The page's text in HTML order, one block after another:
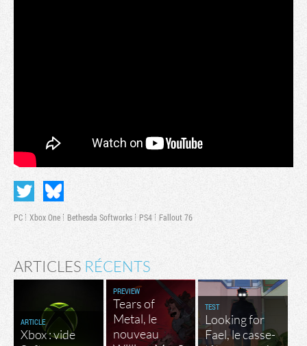
PC Xbox One Bethesda Softworks PS4 Fallout 76
ARTICLES RÉCENTS
ARTICLE
Xbox : vide
PREVIEW
Tears of
Metal, le
nouveau
TEST
Looking for
Fael, le casse-